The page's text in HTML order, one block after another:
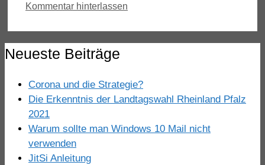
Kommentar hinterlassen
Neueste Beiträge
Corona und die Strategie?
Die Erkenntnis der Landtagswahl Rheinland Pfalz
2021
Warum sollte man Windows 10 Mail nicht
verwenden
JitSi Anleitung